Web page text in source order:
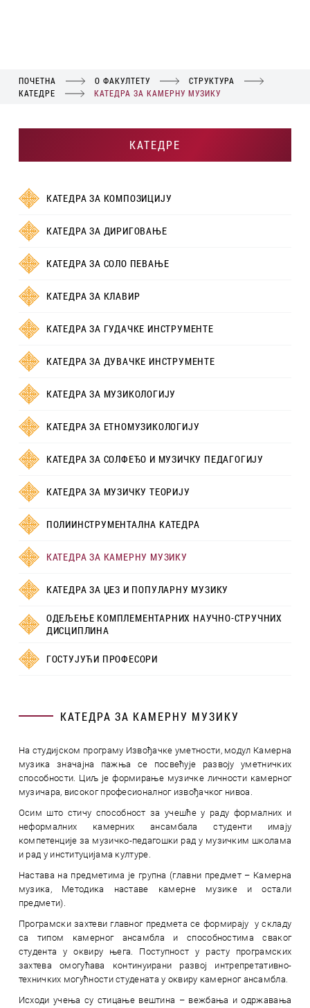
ПОЧЕТНА О ФАКУЛТЕТУ
СТРУКТУРА
КАТЕДРЕ
КАТЕДРА ЗА КАМЕРНУ МУЗИКУ
КАТЕДРЕ
КАТЕДРА ЗА КОМПОЗИЦИЈУ
КАТЕДРА ЗА ДИРИГОВАЊЕ
КАТЕДРА ЗА СОЛО ПЕВАЊЕ
КАТЕДРА ЗА КЛАВИР
КАТЕДРА ЗА ГУДАЧКЕ ИНСТРУМЕНТЕ
КАТЕДРА ЗА ДУВАЧКЕ ИНСТРУМЕНТЕ
КАТЕДРА ЗА МУЗИКОЛОГИЈУ
КАТЕДРА ЗА ЕТНОМУЗИКОЛОГИЈУ
КАТЕДРА ЗА СОЛФЕЂО И МУЗИЧКУ ПЕДАГОГИЈУ
КАТЕДРА ЗА МУЗИЧКУ ТЕОРИЈУ
ПОЛИИНСТРУМЕНТАЛНА КАТЕДРА
КАТЕДРА ЗА КАМЕРНУ МУЗИКУ
КАТЕДРА ЗА ЏЕЗ И ПОПУЛАРНУ МУЗИКУ
ОДЕЉЕЊЕ КОМПЛЕМЕНТАРНИХ НАУЧНО-СТРУЧНИХ
ДИСЦИПЛИНА
ГОСТУЈУЋИ ПРОФЕСОРИ
КАТЕДРА ЗА КАМЕРНУ МУЗИКУ
На студијском програму Извођачке уметности, модул Камерна
музика значајна пажња се посвећује развоју уметничких
способности. Циљ је формирање музичке личности камерног
музичара, високог професионалног извођачког нивоа.
Осим што стичу способност за учешће у раду формалних и
неформалних камерних ансамбала студенти имају
компетенције за музичко-педагошки рад у музичким школама
и рад у институцијама културе.
Настава на предметима је групна (главни предмет – Камерна
музика, Методика наставе камерне музике и остали
предмети).
Програмски захтеви главног предмета се формирају у складу
са типом камерног ансамбла и способностима сваког
студента у оквиру њега. Поступност у расту програмских
захтева омогућава континуирани развој интрепретативно-
техничких могућности студената у оквиру камерног ансамбла.
Исходи учења су стицање вештина – вежбања и одржавања